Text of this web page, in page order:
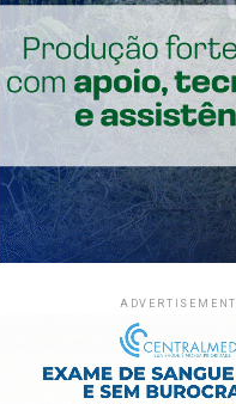
ADVERTISEMENT